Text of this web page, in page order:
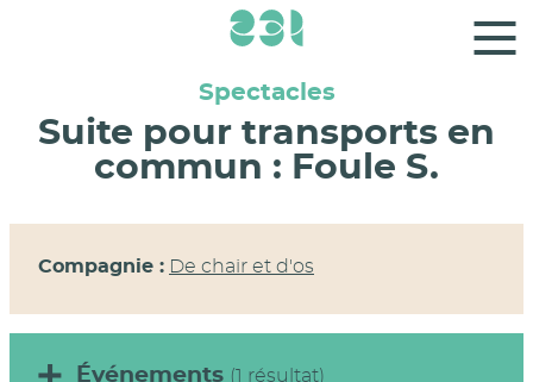
Panneau de gestion des cookies
Spectacles
Suite pour transports en
commun : Foule S.
Compagnie : De chair et d'os
Événements (1 résultat)